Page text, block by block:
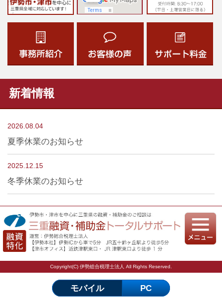
新着情報
2026.08.04
夏季休業のお知らせ
2025.12.15
冬季休業のお知らせ
Copyright(C) 伊勢総合税理士法人 All Rights Reserved.
モバイル PC